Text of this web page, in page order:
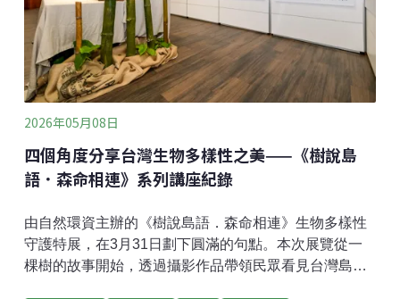
未發現異常蛋型或寄生跡象。親鳥的孵卵策略與行為巢
內共有四枚蛋。我原本以為褐頭鷦鶯會像黑枕藍鶲或朱
鸝一樣，需要長時間待在巢內孵蛋。然而實際觀察後卻
發現，親鳥進出巢的時間相當短暫，往往稍微停留便再
度離開。
2026年05月08日
四個角度分享台灣生物多樣性之美——《樹說島
語．森命相連》系列講座紀錄
由自然環資主辦的《樹說島語．森命相連》生物多樣性
守護特展，在3月31日劃下圓滿的句點。本次展覽從一
棵樹的故事開始，透過攝影作品帶領民眾看見台灣島嶼